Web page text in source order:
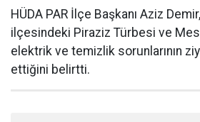
HÜDA PAR İlçe Başkanı Aziz
ilçesindeki Piraziz Türbesi ve
elektrik ve temizlik sorunlarının
ettiğini belirtti.